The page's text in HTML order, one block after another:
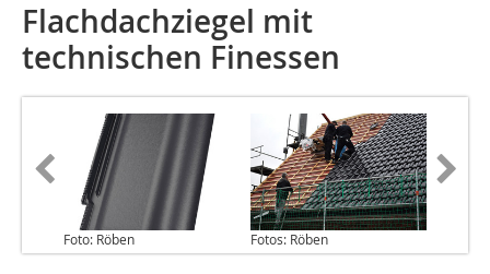
Flachdachziegel mit
technischen Finessen
Foto: Röben Fotos: Röben